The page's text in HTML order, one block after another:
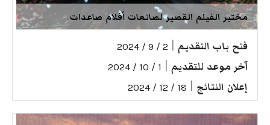
مختبر الفيلم القصير لصانعات أفلام صاعدات
فتح باب التقديم 2 / 9 / 2024
آخر موعد للتقديم 1 / 10 / 2024
إعلان النتائج 18 / 12 / 2024